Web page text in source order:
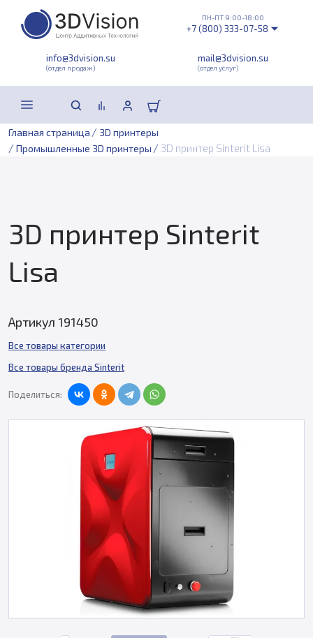
info@3dvision.su
(отдел продаж)
mail@3dvision.su
(отдел услуг)
ПН-ПТ 9:00-18:00
+7 (800) 333-07-58
Главная страница / 3D принтеры
/ Промышленные 3D принтеры / 3D принтер Sinterit Lisa
3D принтер Sinterit
Lisa
Артикул 191450
Все товары категории
Все товары бренда Sinterit
Поделиться: